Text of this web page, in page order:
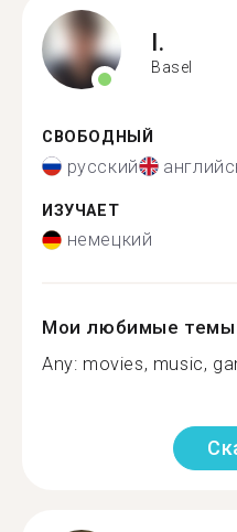
I.
Basel
СВОБОДНЫЙ
русский
ИЗУЧАЕТ
немецкий
Мои любимые темы
Any: movies, music,